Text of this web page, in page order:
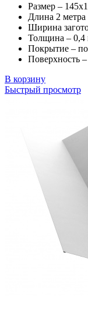
Размер –
Длина 2 метра
Ширина
Толщина – 0,4
Покрытие –
Поверхность –
В корзину
Быстрый просмотр